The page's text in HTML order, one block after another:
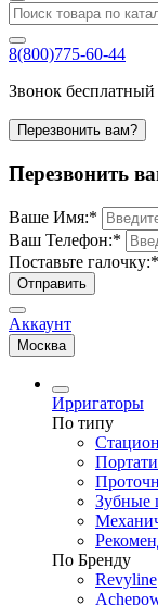
8(800)775-60-44
Звонок
Перезвонить вам?
Перезвонить
Ваше Имя:*
Ваш Телефон:*
Поставьте галочку:*
Отправить
Аккаунт
Москва
Ирригаторы
По типу
Зубные
По Бренду
Revyline